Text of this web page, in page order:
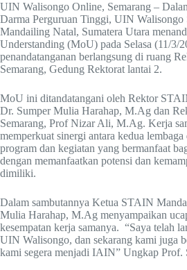
UIN Walisongo Online, Semarang –
Darma Perguruan Tinggi, UIN
Mandailing Natal, Sumatera Utara
Understanding (MoU) pada Selasa (11/3/
penandatanganan berlangsung di ruang
Semarang, Gedung Rektorat lantai 2.
MoU ini ditandatangani oleh Rektor
Dr. Sumper Mulia Harahap, M.Ag dan
Semarang, Prof Nizar Ali, M.Ag. Kerja
memperkuat sinergi antara kedua
program dan kegiatan yang bermanfaat
dengan memanfaatkan potensi dan
dimiliki.
Dalam sambutannya Ketua STAIN
Mulia Harahap, M.Ag menyampaikan
kesempatan kerja samanya. “Saya telah
UIN Walisongo, dan sekarang kami juga
kami segera menjadi IAIN” Ungkap Prof.